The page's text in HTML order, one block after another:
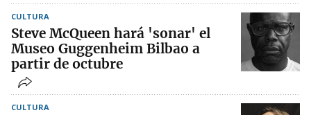
CULTURA
Steve McQueen hará 'sonar' el
Museo Guggenheim Bilbao a
partir de octubre
CULTURA